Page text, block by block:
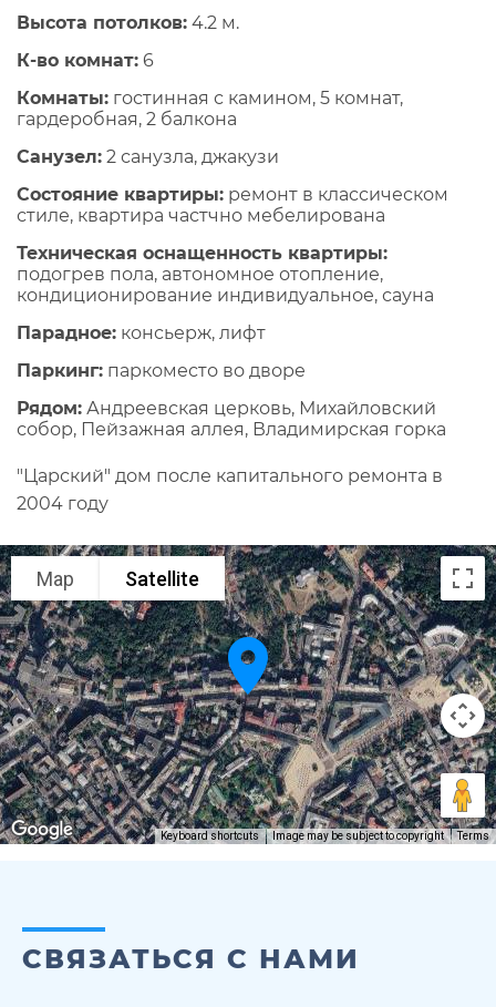
Высота потолков: 4.2 м.
К-во комнат: 6
Комнаты: гостинная с камином, 5 комнат,
гардеробная, 2 балкона
Санузел: 2 санузла, джакузи
Состояние квартиры: ремонт в классическом
стиле, квартира частчно мебелирована
Техническая оснащенность квартиры:
подогрев пола, автономное отопление,
кондиционирование индивидуальное, сауна
Парадное: консьерж, лифт
Паркинг: паркоместо во дворе
Рядом: Андреевская церковь, Михайловский
собор, Пейзажная аллея, Владимирская горка
"Царский" дом после капитального ремонта в
2004 году
Map Satellite
Keyboard shortcuts Image may be subject to copyright Terms
СВЯЗАТЬСЯ С НАМИ